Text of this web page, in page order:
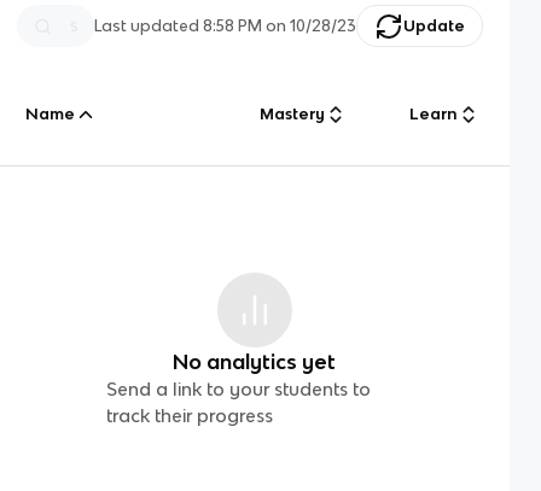
Last updated8:58 PM on 10/28/23 Update
Name Mastery Learn
No analytics yet
Send a link to your students to
track their progress